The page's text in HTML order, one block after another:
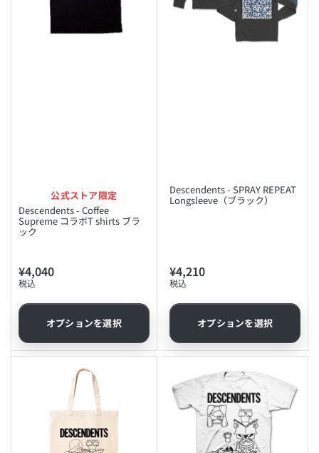
公式ストア限定
Descendents - Coffee
Supreme コラボT shirts ブラ
ック
通
常
価
¥4,040
税込
オプションを選択
Descendents - SPRAY REPEAT
Longsleeve（ブラック）
通
常
価
¥4,210
税込
オプションを選択